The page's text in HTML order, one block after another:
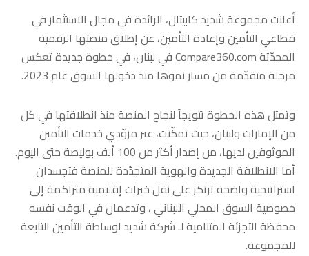
أعلنت مجموعة شديد كابيتال، الرائدة في مجال الاستثمار في
قطاعي التأمين وإعادة التأمين، عن إطلاق منصتها الرقمية
المحدّثة Compare360.com في لبنان، في خطوة جديدة تعكس
مرحلة متقدّمة من مسار نموها منذ دخولها السوق عام 2023.
وتمثل هذه الخطوة تتويجاً لنجاح المنصة منذ انطلاقتها في كل
من الإمارات ولبنان، حيث تمكّنت، عبر مزوّدي خدمات التأمين
الموثوقين لديها، من إصدار أكثر من 100 ألف بوليصة حتى اليوم.
أما الانطلاقة الجديدة والهوية المتجدّدة للمنصة فتجسدان
استراتيجية واضحة ترتكز على نقل خبرات إقليمية متراكمة إلى
خصوصية السوق المحلي اللبناني ، وتدعمان في الوقت نفسه
محفظة التجزئة المتنامية لـ شركة شديد لوساطة التأمين التابعة
للمجموعة.